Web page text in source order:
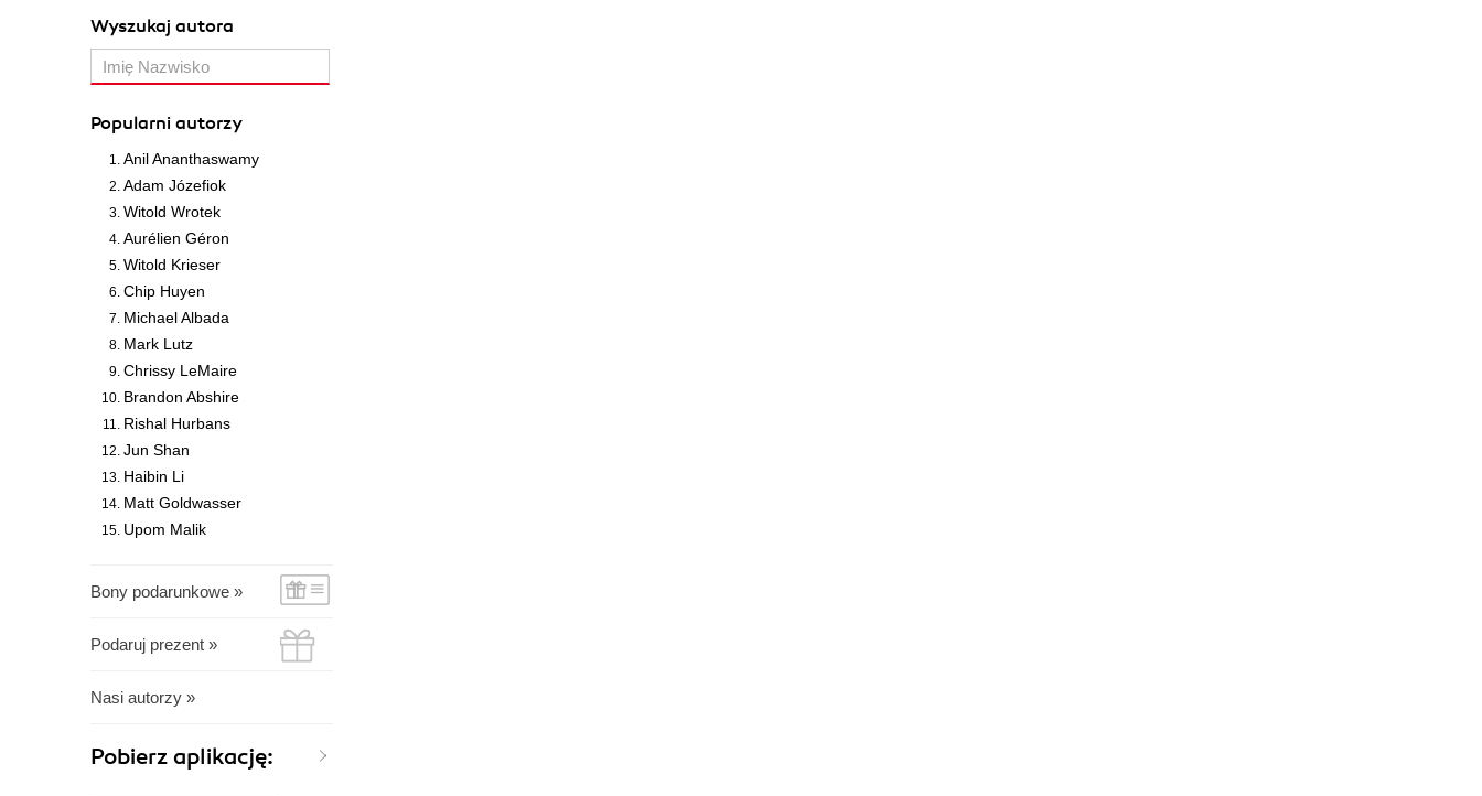
Wyszukaj autora
Popularni autorzy
Anil Ananthaswamy
Adam Józefiok
Witold Wrotek
Aurélien Géron
Witold Krieser
Chip Huyen
Michael Albada
Mark Lutz
Chrissy LeMaire
Brandon Abshire
Rishal Hurbans
Jun Shan
Haibin Li
Matt Goldwasser
Upom Malik
Bony podarunkowe »
Podaruj prezent »
Nasi autorzy »
Pobierz aplikację: